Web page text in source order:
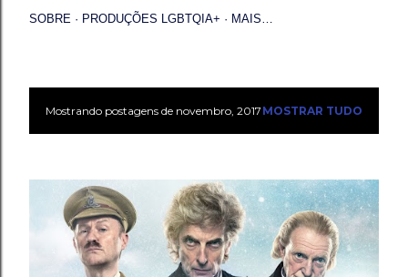
SOBRE PRODUÇÕES LGBTQIA+ MAIS…
P
t
Mostrando postagens de novembro, 2017 MOSTRAR TUDO